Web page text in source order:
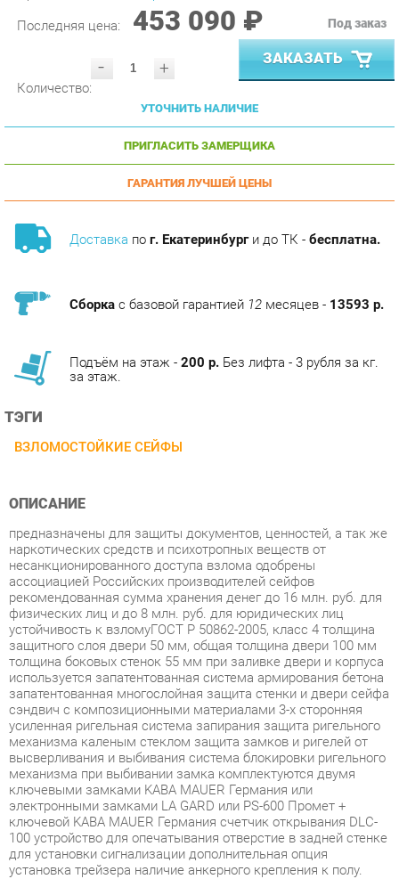
- ЗАКАЗАТЬ
УТОЧНИТЬ НАЛИЧИЕ
ПРИГЛАСИТЬ ЗАМЕРЩИКА
ГАРАНТИЯ ЛУЧШЕЙ ЦЕНЫ
Доставкапог. Екатеринбурги до ТК -бесплатна.
ТЭГИ
ОПИСАНИЕ
наркотических средств и психотропных веществ от
несанкционированного доступа взлома одобрены
ассоциацией Российских производителей сейфов
рекомендованная сумма хранения денег до 16 млн. руб. для
физических лиц и до 8 млн. руб. для юридических лиц
устойчивость к взломуГОСТ Р 50862-2005, класс 4 толщина
защитного слоя двери 50 мм, общая толщина двери 100 мм
толщина боковых стенок 55 мм при заливке двери и корпуса
используется запатентованная система армирования бетона
запатентованная многослойная защита стенки и двери сейфа
сэндвич с композиционными материалами 3-х сторонняя
усиленная ригельная система запирания защита ригельного
механизма каленым стеклом защита замков и ригелей от
высверливания и выбивания система блокировки ригельного
механизма при выбивании замка комплектуются двумя
ключевыми замками KABA MAUER Германия или
электронными замками LA GARD или PS-600 Промет +
ключевой KABA MAUER Германия счетчик открывания DLC-
100 устройство для опечатывания отверстие в задней стенке
для установки сигнализации дополнительная опция
установка трейзера наличие анкерного крепления к полу.
Анкерный болт в комплекте
Условия покупки